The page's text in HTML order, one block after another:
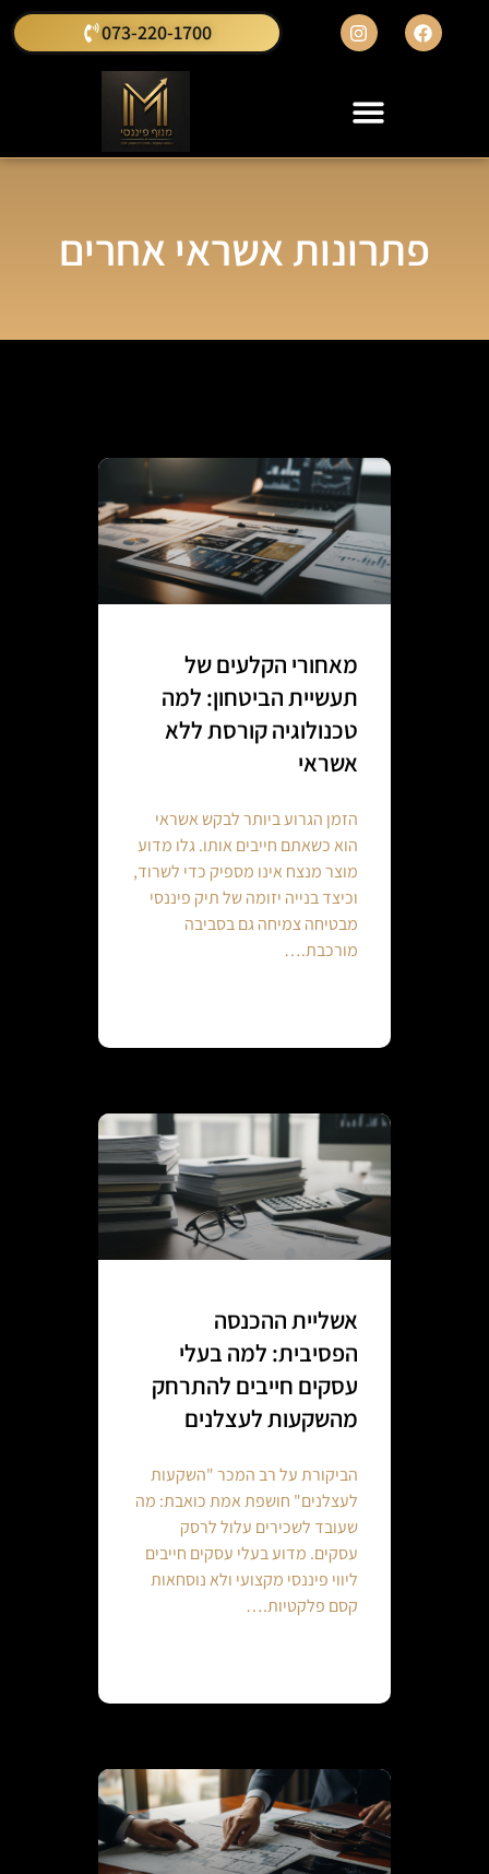
073-220-1700
פתרונות אשראי אחרים
מאחורי הקלעים של
תעשיית הביטחון: למה
טכנולוגיה קורסת ללא
אשראי
הזמן הגרוע ביותר לבקש אשראי
הוא כשאתם חייבים אותו. גלו מדוע
מוצר מנצח אינו מספיק כדי לשרוד,
וכיצד בנייה יזומה של תיק פיננסי
מבטיחה צמיחה גם בסביבה
מורכבת.…
אשליית ההכנסה
הפסיבית: למה בעלי
עסקים חייבים להתרחק
מהשקעות לעצלנים
הביקורת על רב המכר "השקעות
לעצלנים" חושפת אמת כואבת: מה
שעובד לשכירים עלול לרסק
עסקים. מדוע בעלי עסקים חייבים
ליווי פיננסי מקצועי ולא נוסחאות
קסם פלקטיות.…